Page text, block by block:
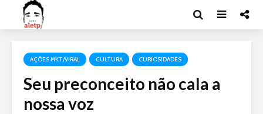
AÇÕES MKT/VIRAL CULTURA CURIOSIDADES
Seu preconceito não cala a
nossa voz